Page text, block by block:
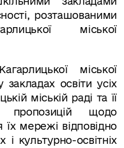
розташованими
міської
міської
закладах освіти усіх
міській раді та її
пропозицій щодо
їх мережі відповідно
і культурно-освітніх